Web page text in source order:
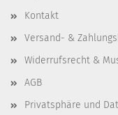
Kontakt
Versand- &
Widerrufsrecht &
AGB
Privatsphäre und